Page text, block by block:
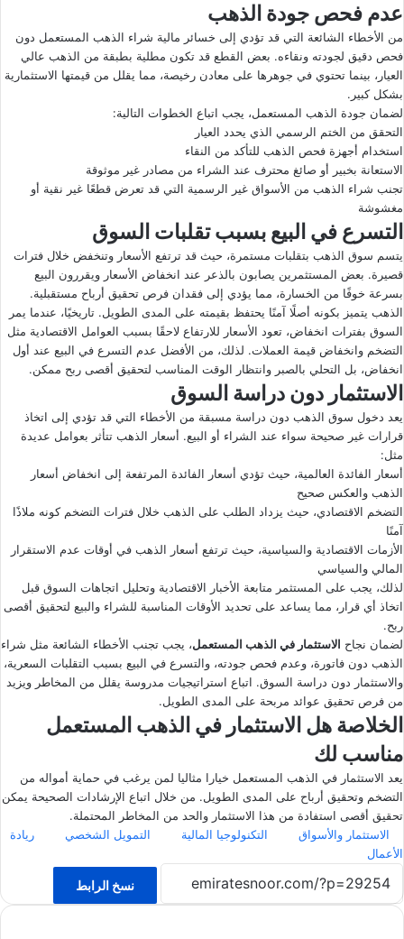
عدم فحص جودة الذهب
من الأخطاء الشائعة التي قد تؤدي إلى خسائر مالية شراء الذهب المستعمل دون
فحص دقيق لجودته ونقاءه. بعض القطع قد تكون مطلية بطبقة من الذهب عالي
العيار، بينما تحتوي في جوهرها على معادن رخيصة، مما يقلل من قيمتها الاستثمارية
بشكل كبير.
لضمان جودة الذهب المستعمل، يجب اتباع الخطوات التالية:
التحقق من الختم الرسمي الذي يحدد العيار
استخدام أجهزة فحص الذهب للتأكد من النقاء
الاستعانة بخبير أو صائغ محترف عند الشراء من مصادر غير موثوقة
تجنب شراء الذهب من الأسواق غير الرسمية التي قد تعرض قطعًا غير نقية أو
مغشوشة
التسرع في البيع بسبب تقلبات السوق
يتسم سوق الذهب بتقلبات مستمرة، حيث قد ترتفع الأسعار وتنخفض خلال فترات
قصيرة. بعض المستثمرين يصابون بالذعر عند انخفاض الأسعار ويقررون البيع
بسرعة خوفًا من الخسارة، مما يؤدي إلى فقدان فرص تحقيق أرباح مستقبلية.
الذهب يتميز بكونه أصلًا آمنًا يحتفظ بقيمته على المدى الطويل. تاريخيًا، عندما يمر
السوق بفترات انخفاض، تعود الأسعار للارتفاع لاحقًا بسبب العوامل الاقتصادية مثل
التضخم وانخفاض قيمة العملات. لذلك، من الأفضل عدم التسرع في البيع عند أول
انخفاض، بل التحلي بالصبر وانتظار الوقت المناسب لتحقيق أقصى ربح ممكن.
الاستثمار دون دراسة السوق
يعد دخول سوق الذهب دون دراسة مسبقة من الأخطاء التي قد تؤدي إلى اتخاذ
قرارات غير صحيحة سواء عند الشراء أو البيع. أسعار الذهب تتأثر بعوامل عديدة
مثل:
أسعار الفائدة العالمية، حيث تؤدي أسعار الفائدة المرتفعة إلى انخفاض أسعار
الذهب والعكس صحيح
التضخم الاقتصادي، حيث يزداد الطلب على الذهب خلال فترات التضخم كونه ملاذًا
آمنًا
الأزمات الاقتصادية والسياسية، حيث ترتفع أسعار الذهب في أوقات عدم الاستقرار
المالي والسياسي
لذلك، يجب على المستثمر متابعة الأخبار الاقتصادية وتحليل اتجاهات السوق قبل
اتخاذ أي قرار، مما يساعد على تحديد الأوقات المناسبة للشراء والبيع لتحقيق أقصى
ربح.
لضمان نجاح الاستثمار في الذهب المستعمل، يجب تجنب الأخطاء الشائعة مثل شراء
الذهب دون فاتورة، وعدم فحص جودته، والتسرع في البيع بسبب التقلبات السعرية،
والاستثمار دون دراسة السوق. اتباع استراتيجيات مدروسة يقلل من المخاطر ويزيد
من فرص تحقيق عوائد مربحة على المدى الطويل.
الخلاصة هل الاستثمار في الذهب المستعمل
مناسب لك
يعد الاستثمار في الذهب المستعمل خيارا مثاليا لمن يرغب في حماية أمواله من
التضخم وتحقيق أرباح على المدى الطويل. من خلال اتباع الإرشادات الصحيحة يمكن
تحقيق أقصى استفادة من هذا الاستثمار والحد من المخاطر المحتملة.
الاستثمار والأسواق
التكنولوجيا المالية التمويل الشخصي
ريادة
الأعمال
نسخ الرابط